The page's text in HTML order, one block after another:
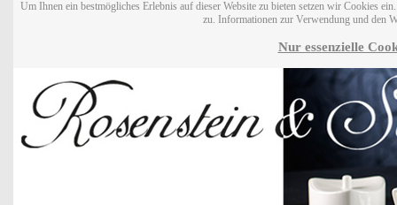
Um Ihnen ein bestmögliches Erlebnis auf dieser Website zu bieten setzen wir Cookies
zu. Informationen zur Verwendung und den
Nur essenzielle